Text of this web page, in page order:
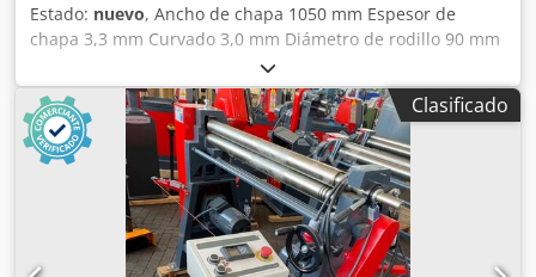
Estado: nuevo, Ancho de chapa 1050 mm Espesor de
chapa 3,3 mm Curvado 3,0 mm Diámetro de rodillo 90 mm
Diámetro mínimo 130 mm Potencia total requerida 1,1 kW
Chodpoyv Nfbofx Ac Uja Peso de la máquina aprox. 570 kg
Dimensiones aprox. 2100 x 800 x 1130 mm Equipamiento: -
Curvadora de 3 rodillos asimétrica con accionamiento
motorizado - Rodillo superior abatible - Dispositivo para
curvado cónico - Motor principal con freno Equipamiento
especial: - Ajuste motorizado del rodillo trasero - Indicador
digital para el rodillo trasero - Rodillos endurecidos por
inducción
Clasificado